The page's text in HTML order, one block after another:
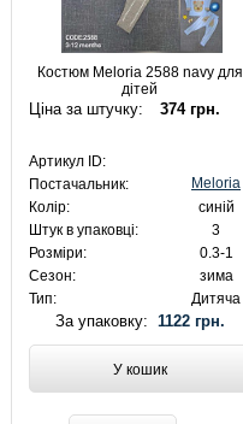
Костюм Meloria 2588 navy для
дітей
Ціна за штучку: 374 грн.
Артикул ID:
Постачальник:
Meloria
Колір:
синій
Штук в упаковці:
3
Розміри:
0.3-1
Сезон:
зима
Тип:
Дитяча
За упаковку: 1122 грн.
У кошик